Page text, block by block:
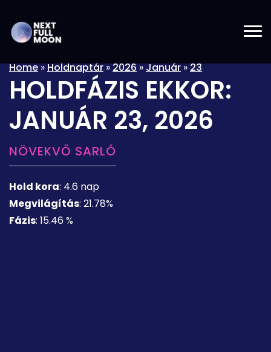
Home»Holdnaptár»2026»Január»23
HOLDFÁZIS EKKOR:
JANUÁR 23, 2026
NÖVEKVŐ SARLÓ
Hold kora: 4.6 nap
Megvilágítás: 21.78%
Fázis: 15.46 %